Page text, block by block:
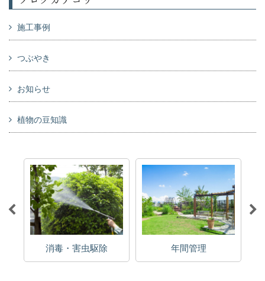
施工事例
つぶやき
お知らせ
植物の豆知識
消毒・害虫駆除 年間管理